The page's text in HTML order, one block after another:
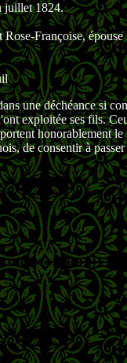
juillet 1824.
Françoise, épouse
une déchéance si
exploitée ses fils.
honorablement
de consentir à